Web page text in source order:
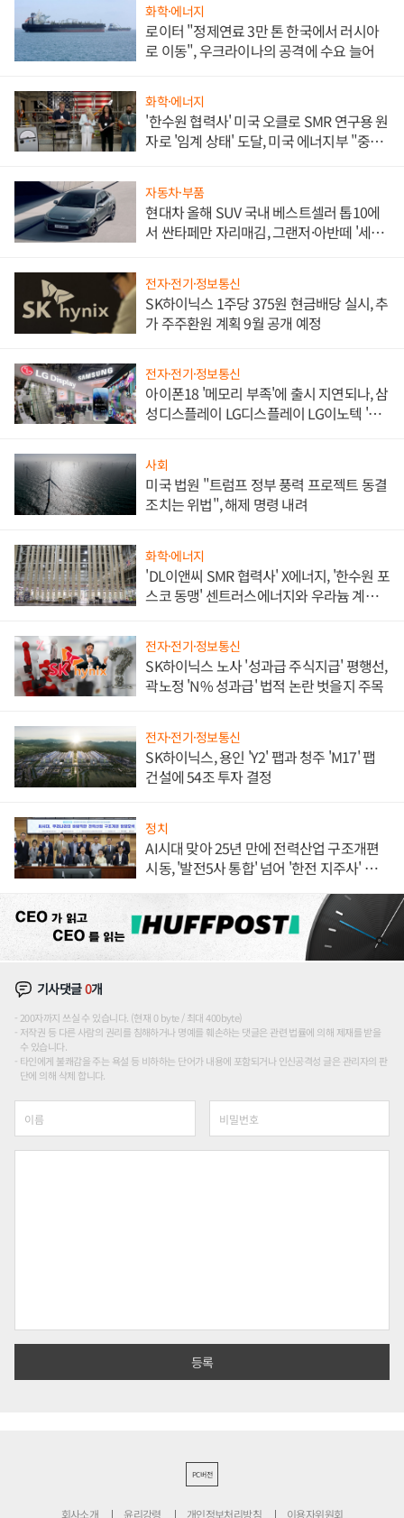
화학·에너지
로이터 "정제연료 3만 톤 한국에서 러시아
로 이동", 우크라이나의 공격에 수요 늘어
화학·에너지
'한수원 협력사' 미국 오클로 SMR 연구용 원
자로 '임계 상태' 도달, 미국 에너지부 "중요
자동차·부품
현대차 올해 SUV 국내 베스트셀러 톱10에
서 싼타페만 자리매김, 그랜저·아반떼 '세단
전자·전기·정보통신
SK하이닉스 1주당 375원 현금배당 실시, 추
가 주주환원 계획 9월 공개 예정
전자·전기·정보통신
아이폰18 '메모리 부족'에 출시 지연되나, 삼
성디스플레이 LG디스플레이 LG이노텍 '탈
사회
미국 법원 "트럼프 정부 풍력 프로젝트 동결
조치는 위법", 해제 명령 내려
화학·에너지
'DL이앤씨 SMR 협력사' X에너지, '한수원 포
스코 동맹' 센트러스에너지와 우라늄 계약
전자·전기·정보통신
SK하이닉스 노사 '성과급 주식지급' 평행선,
곽노정 'N% 성과급' 법적 논란 벗을지 주목
전자·전기·정보통신
SK하이닉스, 용인 'Y2' 팹과 청주 'M17' 팹
건설에 54조 투자 결정
정치
AI시대 맞아 25년 만에 전력산업 구조개편
시동, '발전5사 통합' 넘어 '한전 지주사' 재편
기사댓글0개
200자까지 쓰실 수 있습니다. (현재 0 byte / 최대 400byte)
저작권 등 다른 사람의 권리를 침해하거나 명예를 훼손하는 댓글은 관련 법률에 의해 제재를 받을
수 있습니다.
타인에게 불쾌감을 주는 욕설 등 비하하는 단어가 내용에 포함되거나 인신공격성 글은 관리자의 판
단에 의해 삭제 합니다.
PC버전
회사소개 윤리강령 개인정보처리방침 이용자위원회